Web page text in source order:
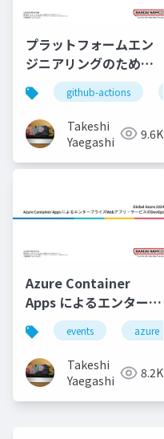
プラットフォームエン
ジニアリングのための
セルフサービス基盤の
実装
github-actions
Takeshi
Yaegashi
9.6K
Azure Container
Apps によるエンタープ
ライズWebアプリ・サ
ービスのDevOps
events azure
Takeshi
Yaegashi
8.2K